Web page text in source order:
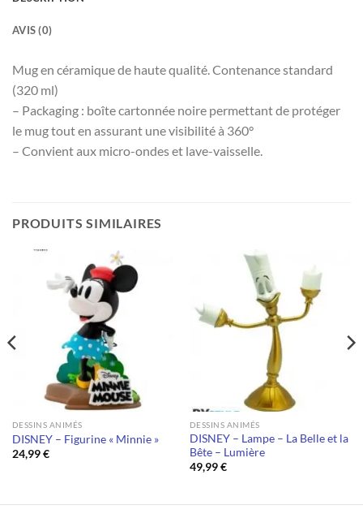
AVIS (0)
Mug en céramique de haute qualité. Contenance standard
(320 ml)
– Packaging : boîte cartonnée noire permettant de protéger
le mug tout en assurant une visibilité à 360°
– Convient aux micro-ondes et lave-vaisselle.
PRODUITS SIMILAIRES
DESSINS ANIMÉS
DISNEY – Figurine « Minnie »
24,99€
DESSINS ANIMÉS
DISNEY – Lampe – La Belle et la
Bête – Lumière
49,99€